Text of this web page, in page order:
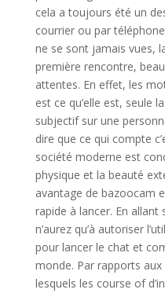
cela a toujours été un
courrier ou par
ne se sont jamais vues,
première rencontre,
attentes. En effet, les
est ce qu’elle est, seule
subjectif sur une
dire que ce qui compte
société moderne est
physique et la beauté
avantage de bazoocam
rapide à lancer. En
n’aurez qu’à autoriser
pour lancer le chat et
monde. Par rapports
lesquels les course of